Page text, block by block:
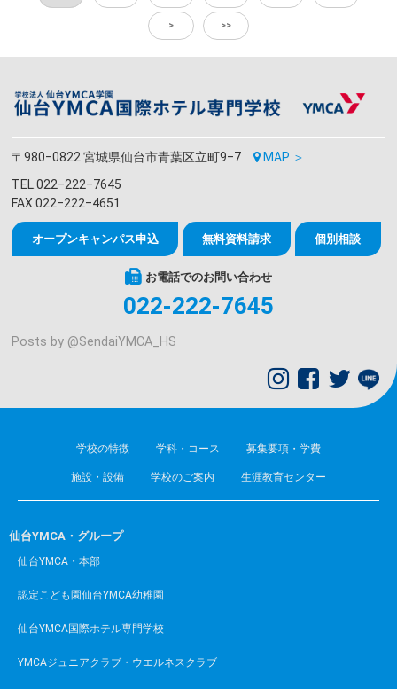
> >>
〒980‒0822 宮城県仙台市青葉区立町9‒7
MAP ＞
TEL.022‒222‒7645
FAX.022‒222‒4651
オープンキャンパス申込 無料資料請求 個別相談
お電話でのお問い合わせ
022-222-7645
Posts by @SendaiYMCA_HS
学校の特徴 学科・コース 募集要項・学費
施設・設備 学校のご案内 生涯教育センター
仙台YMCA・グループ
仙台YMCA・本部
認定こども園仙台YMCA幼稚園
仙台YMCA国際ホテル専門学校
YMCAジュニアクラブ・ウエルネスクラブ